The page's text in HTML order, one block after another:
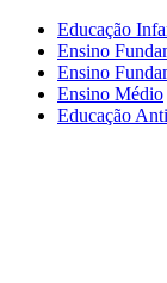
Educação
Ensino
Ensino
Ensino Médio
Educação